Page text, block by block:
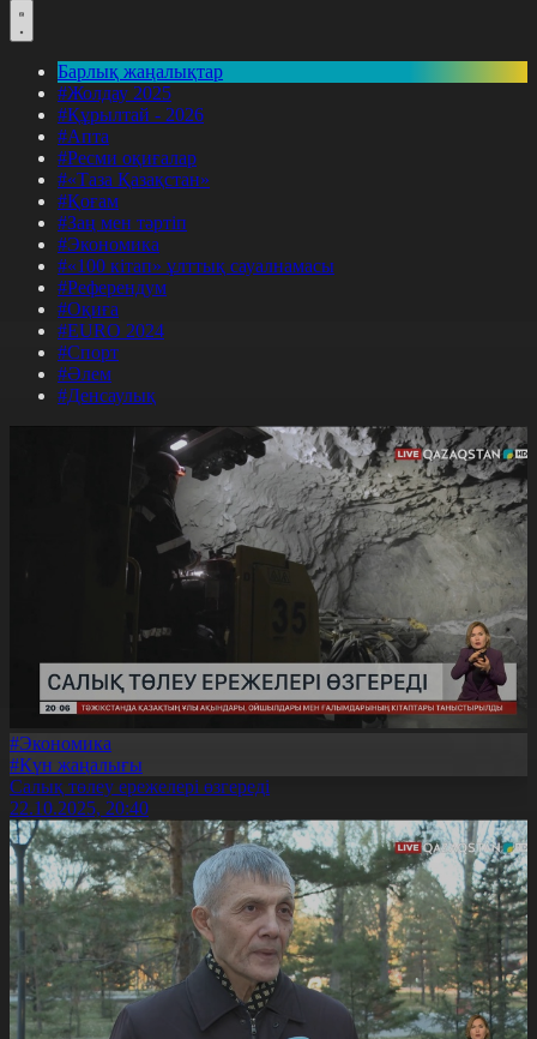
Барлық жаңалықтар
#Жолдау 2025
#Құрылтай - 2026
#Апта
#Ресми оқиғалар
#«Таза Қазақстан»
#Қоғам
#Заң мен тәртіп
#Экономика
#«100 кітап» ұлттық сауалнамасы
#Референдум
#Оқиға
#EURO 2024
#Спорт
#Әлем
#Денсаулық
#Экономика
#Күн жаңалығы
Салық төлеу ережелері өзгереді
22.10.2025, 20:40